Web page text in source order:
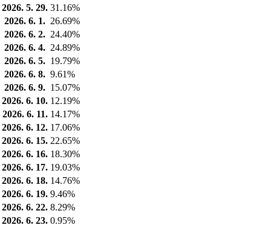
2026. 5. 29. 31.16%
2026. 6. 1. 26.69%
2026. 6. 2. 24.40%
2026. 6. 4. 24.89%
2026. 6. 5. 19.79%
2026. 6. 8. 9.61%
2026. 6. 9. 15.07%
2026. 6. 10. 12.19%
2026. 6. 11. 14.17%
2026. 6. 12. 17.06%
2026. 6. 15. 22.65%
2026. 6. 16. 18.30%
2026. 6. 17. 19.03%
2026. 6. 18. 14.76%
2026. 6. 19. 9.46%
2026. 6. 22. 8.29%
2026. 6. 23. 0.95%